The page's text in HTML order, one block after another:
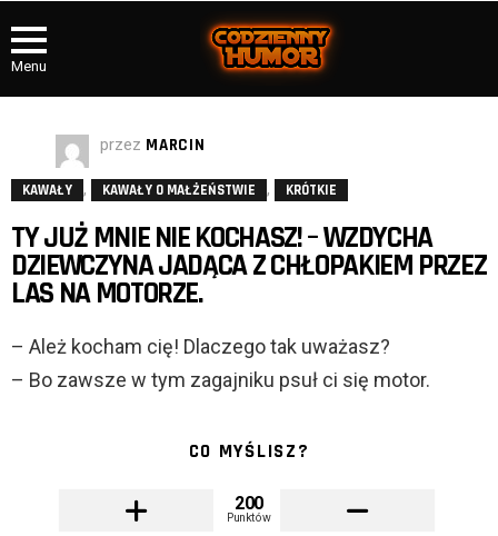
Menu
przez MARCIN
KAWAŁY , KAWAŁY O MAŁŻEŃSTWIE , KRÓTKIE
TY JUŻ MNIE NIE KOCHASZ! – WZDYCHA
DZIEWCZYNA JADĄCA Z CHŁOPAKIEM PRZEZ
LAS NA MOTORZE.
– Ależ kocham cię! Dlaczego tak uważasz?
– Bo zawsze w tym zagajniku psuł ci się motor.
CO MYŚLISZ?
200
Punktów